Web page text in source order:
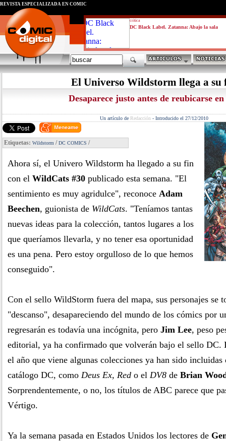
critica
DC Black Label. Zatanna: Abajo la sala
REVISTA ESPECIALIZADA EN CÓMIC
El Universo Wildstorm llega a su
Desaparece justo antes de reubicarse
Un artículo de Redacción - Introducido el 27/12/2010
Etiquetas: Wildstorm /DC COMICS /
Ahora sí, el Univero Wildstorm ha llegado a su fin
con el WildCats #30 publicado esta semana. "El
sentimiento es muy agridulce", reconoce Adam
Beechen, guionista de WildCats. "Teníamos tantas
nuevas ideas para la colección, tantos lugares a los
que queríamos llevarla, y no tener esa oportunidad
es una pena. Pero estoy orgulloso de lo que hemos
conseguido".
Con el sello WildStorm fuera del mapa, sus personajes se
"descanso", desapareciendo del mundo de los cómics por
regresarán es todavía una incógnita, pero Jim Lee, peso
editorial, ya ha confirmado que volverán bajo el sello DC.
el año que viene algunas colecciones ya han sido incluidas
catálogo DC, como Deus Ex, Red o el DV8 de Brian
Sorprendentemente, o no, los títulos de ABC parece que
Vértigo.
Ya la semana pasada en Estados Unidos los lectores de